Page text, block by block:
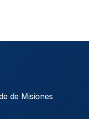
de Misiones